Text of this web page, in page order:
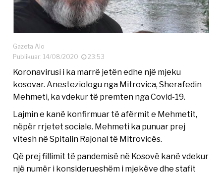
Gazeta Alo
Publikuar: 14/08/2020
23:53
Koronavirusi i ka marrë jetën edhe një mjeku
kosovar. Anesteziologu nga Mitrovica, Sherafedin
Mehmeti, ka vdekur të premten nga Covid-19.
Lajmin e kanë konfirmuar të afërmit e Mehmetit,
nëpër rrjetet sociale. Mehmeti ka punuar prej
vitesh në Spitalin Rajonal të Mitrovicës.
Që prej fillimit të pandemisë në Kosovë kanë vdekur
një numër i konsiderueshëm i mjekëve dhe stafit